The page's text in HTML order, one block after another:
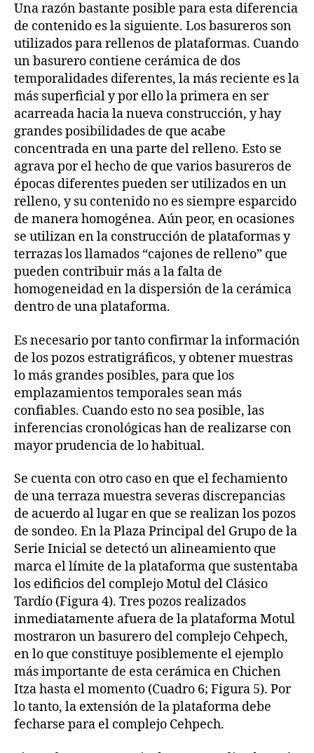
Una razón bastante posible para esta diferencia
de contenido es la siguiente. Los basureros son
utilizados para rellenos de plataformas. Cuando
un basurero contiene cerámica de dos
temporalidades diferentes, la más reciente es la
más superficial y por ello la primera en ser
acarreada hacia la nueva construcción, y hay
grandes posibilidades de que acabe
concentrada en una parte del relleno. Esto se
agrava por el hecho de que varios basureros de
épocas diferentes pueden ser utilizados en un
relleno, y su contenido no es siempre esparcido
de manera homogénea. Aún peor, en ocasiones
se utilizan en la construcción de plataformas y
terrazas los llamados “cajones de relleno” que
pueden contribuir más a la falta de
homogeneidad en la dispersión de la cerámica
dentro de una plataforma.
Es necesario por tanto confirmar la información
de los pozos estratigráficos, y obtener muestras
lo más grandes posibles, para que los
emplazamientos temporales sean más
confiables. Cuando esto no sea posible, las
inferencias cronológicas han de realizarse con
mayor prudencia de lo habitual.
Se cuenta con otro caso en que el fechamiento
de una terraza muestra severas discrepancias
de acuerdo al lugar en que se realizan los pozos
de sondeo. En la Plaza Principal del Grupo de la
Serie Inicial se detectó un alineamiento que
marca el límite de la plataforma que sustentaba
los edificios del complejo Motul del Clásico
Tardío (Figura 4). Tres pozos realizados
inmediatamente afuera de la plataforma Motul
mostraron un basurero del complejo Cehpech,
en lo que constituye posiblemente el ejemplo
más importante de esta cerámica en Chichen
Itza hasta el momento (Cuadro 6; Figura 5). Por
lo tanto, la extensión de la plataforma debe
fecharse para el complejo Cehpech.